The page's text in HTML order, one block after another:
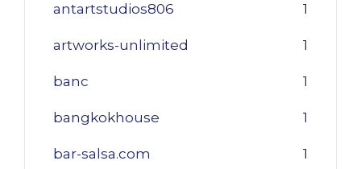
antartstudios806 1
artworks-unlimited 1
banc 1
bangkokhouse 1
bar-salsa.com 1